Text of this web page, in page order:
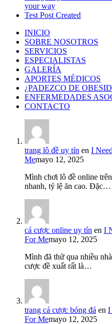
your way
Test Post Created
INICIO
SOBRE NOSOTROS
SERVICIOS
ESPECIALISTAS
GALERÍA
APORTES MÉDICOS
¿PADEZCO DE
ENFERMEDADES
CONTACTO
trang lô đề uy tín en I
Memayo 12, 2025
Mình chơi lô đề online
nhanh, tỷ lệ ăn cao. Đặc…
cá cược online uy tín en I
For Memayo 12, 2025
Mình đã thử qua nhiều
cược đề xuất rất là…
trang cá cược bóng đá en I
For Memayo 12, 2025